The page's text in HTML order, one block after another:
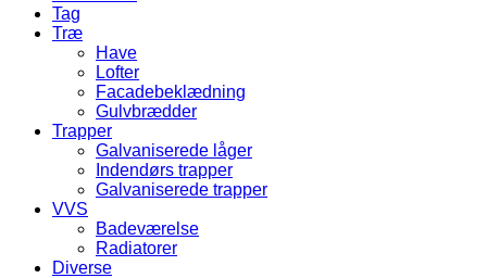
Tag
Træ
Have
Lofter
Facadebeklædning
Gulvbrædder
Trapper
Galvaniserede låger
Indendørs trapper
Galvaniserede trapper
VVS
Badeværelse
Radiatorer
Diverse